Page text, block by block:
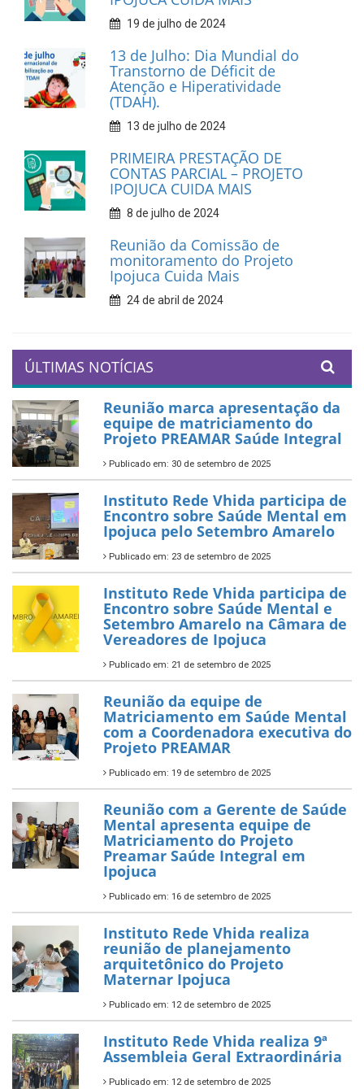
19 de julho de 2024
13 de Julho: Dia Mundial do
Transtorno de Déficit de
Atenção e Hiperatividade
(TDAH).
13 de julho de 2024
PRIMEIRA PRESTAÇÃO DE
CONTAS PARCIAL – PROJETO
IPOJUCA CUIDA MAIS
8 de julho de 2024
Reunião da Comissão de
monitoramento do Projeto
Ipojuca Cuida Mais
24 de abril de 2024
ÚLTIMAS NOTÍCIAS
Reunião marca apresentação da
equipe de matriciamento do
Projeto PREAMAR Saúde Integral
Publicado em: 30 de setembro de 2025
Instituto Rede Vhida participa de
Encontro sobre Saúde Mental em
Ipojuca pelo Setembro Amarelo
Publicado em: 23 de setembro de 2025
Instituto Rede Vhida participa de
Encontro sobre Saúde Mental e
Setembro Amarelo na Câmara de
Vereadores de Ipojuca
Publicado em: 21 de setembro de 2025
Reunião da equipe de
Matriciamento em Saúde Mental
com a Coordenadora executiva do
Projeto PREAMAR
Publicado em: 19 de setembro de 2025
Reunião com a Gerente de Saúde
Mental apresenta equipe de
Matriciamento do Projeto
Preamar Saúde Integral em
Ipojuca
Publicado em: 16 de setembro de 2025
Instituto Rede Vhida realiza
reunião de planejamento
arquitetônico do Projeto
Maternar Ipojuca
Publicado em: 12 de setembro de 2025
Instituto Rede Vhida realiza 9ª
Assembleia Geral Extraordinária
Publicado em: 12 de setembro de 2025